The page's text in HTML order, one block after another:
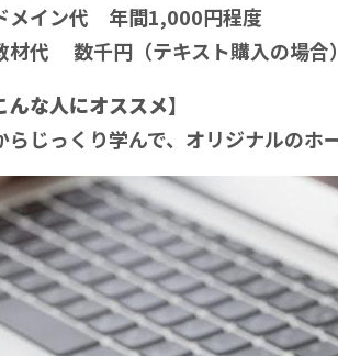
メイン代 年間1,000円程度
材代 数千円（テキスト購入の場合）
んな人にオススメ】
らじっくり学んで、オリジナルのホ